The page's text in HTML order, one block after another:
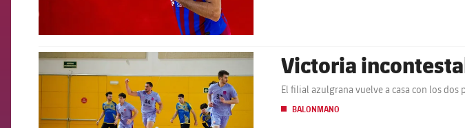
FCB Barcelona badge Victoria
El filial azulgrana vuelve a casa con los dos
BALONMANO